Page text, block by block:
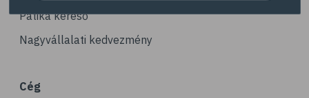
# bőrrák
# napozás
Patika kereső
Nagyvállalati kedvezmény
Cég